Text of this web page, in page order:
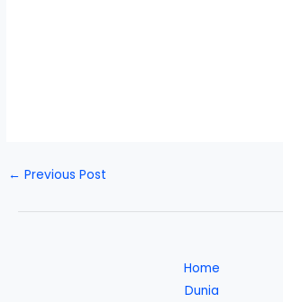
← Previous Post
Home
Dunia